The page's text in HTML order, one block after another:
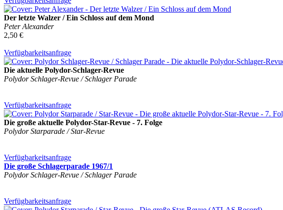
Der letzte Walzer / Ein Schloss auf dem Mond
Peter Alexander
2,50 €
Verfügbarkeitsanfrage
Die aktuelle Polydor-Schlager-Revue
Polydor Schlager-Revue / Schlager Parade
Verfügbarkeitsanfrage
Die große aktuelle Polydor-Star-Revue - 7. Folge
Polydor Starparade / Star-Revue
Verfügbarkeitsanfrage
Die große Schlagerparade 1967/1
Polydor Schlager-Revue / Schlager Parade
Verfügbarkeitsanfrage